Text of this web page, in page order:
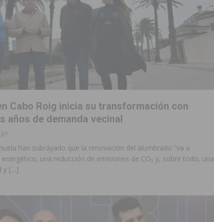
Cabo Roig inicia su transformación con
años de demanda vecinal
han subrayado que la renovación del alumbrado “va a
una reducción de emisiones de CO₂ y, sobre todo, una
y […]